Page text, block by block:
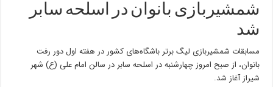
شمشیربازی بانوان در اسلحه سابر
شد
مسابقات شمشیربازی لیگ برتر باشگاه‌های کشور در هفته اول دور رفت
بانوان، از صبح امروز چهارشنبه در اسلحه سابر در سالن امام علی (ع) شهر
شیراز آغاز شد.